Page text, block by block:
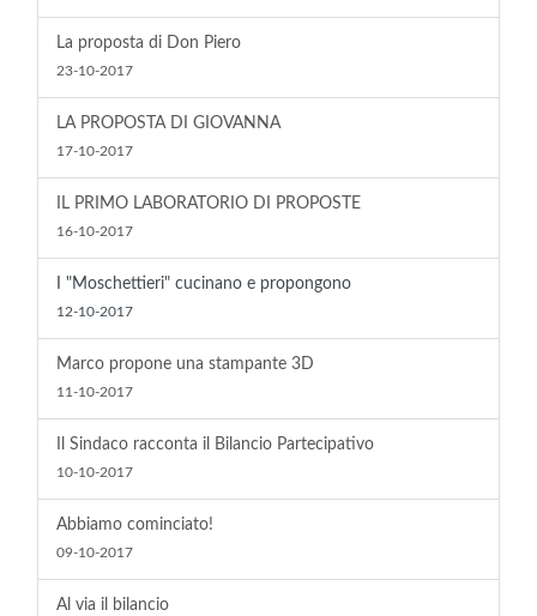
La proposta di Don Piero
23-10-2017
LA PROPOSTA DI GIOVANNA
17-10-2017
IL PRIMO LABORATORIO DI PROPOSTE
16-10-2017
I "Moschettieri" cucinano e propongono
12-10-2017
Marco propone una stampante 3D
11-10-2017
Il Sindaco racconta il Bilancio Partecipativo
10-10-2017
Abbiamo cominciato!
09-10-2017
Al via il bilancio